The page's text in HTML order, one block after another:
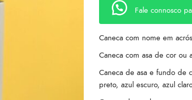
Fale connosco
Caneca com nome em
Caneca com asa de cor ou
Caneca de asa e fundo de
preto, azul escuro, azul